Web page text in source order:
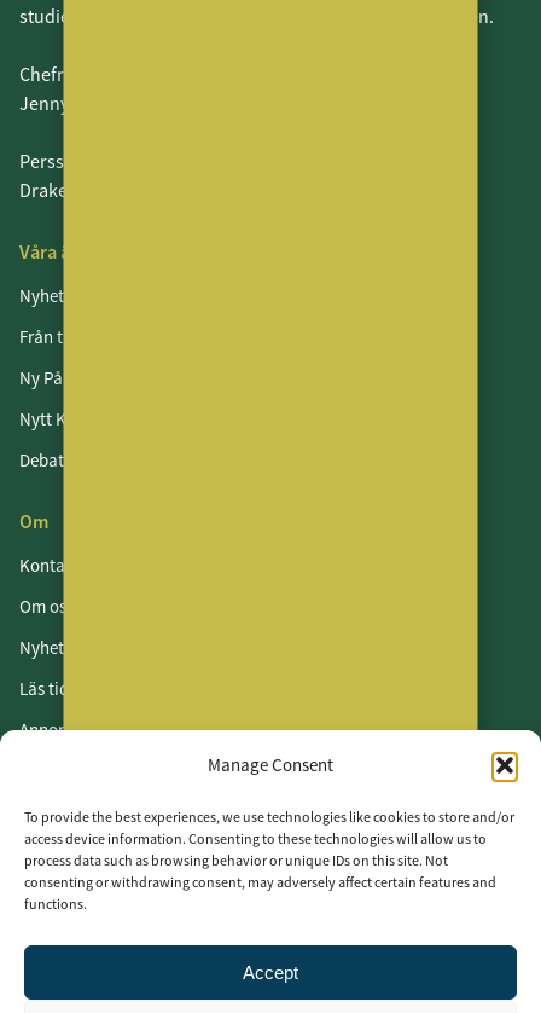
Manage Consent
To provide the best experiences, we use technologies like cookies to store and/or
access device information. Consenting to these technologies will allow us to
process data such as browsing behavior or unique IDs on this site. Not
consenting or withdrawing consent, may adversely affect certain features and
functions.
Accept
studieinriktning som leder in i fastighetsmäklarbranschen.
Chefredaktör och ansvarig utgivare:
Jenny Persson
Perssons Förlag AB
Drakenbergsgatan 15, Stockholm
Våra ämnen
Nyheter
Från tidningen
Ny På Jobbet
Nytt Kontor
Debatt
Om
Kontakt
Om oss
Nyhetsbrev
Läs tidningen
Annonsera
Vår integritetspolicy
Följ oss
LinkedIn
Facebook
Instagram